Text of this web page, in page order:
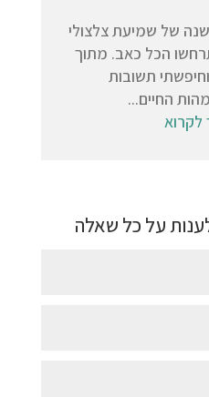
שנה של שמיעת צלצולי
הכל כאב. מתוך
תשובות
החיים...
על כל שאלה